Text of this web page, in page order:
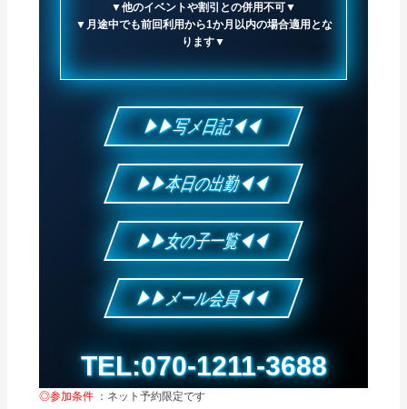
▼他のイベントや割引との併用不可▼
▼月途中でも前回利用から1か月以内の場合適用とな
ります▼
▶▶写メ日記◀◀
▶▶本日の出勤◀◀
▶▶女の子一覧◀◀
▶▶メール会員◀◀
TEL:070-1211-3688
◎参加条件 ：ネット予約限定です